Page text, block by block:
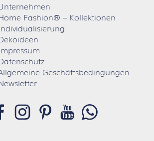
Fashion® – Kollektionen
Geschäftsbedingungen